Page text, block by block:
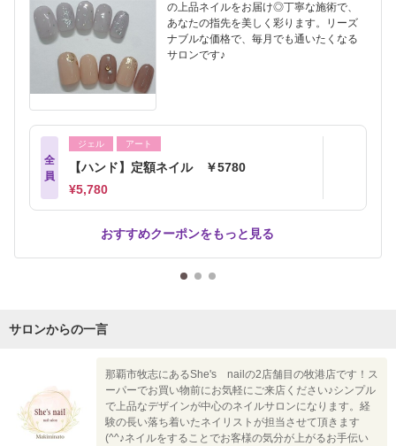
の上品ネイルをお届け◎丁寧な施術で、
あなたの指先を美しく彩ります。リーズ
ナブルな価格で、毎月でも通いたくなる
サロンです♪
全
員
ジェル アート
【ハンド】定額ネイル ￥5780
¥5,780
おすすめクーポンをもっと見る
サロンからの一言
那覇市牧志にあるShe's nailの2店舗目の牧港店です！ス
ーパーでお買い物前にお気軽にご来店ください♪シンプル
で上品なデザインが中心のネイルサロンになります。経
験の長い落ち着いたネイリストが担当させて頂きます
(^^♪ネイルをすることでお客様の気分が上がるお手伝い